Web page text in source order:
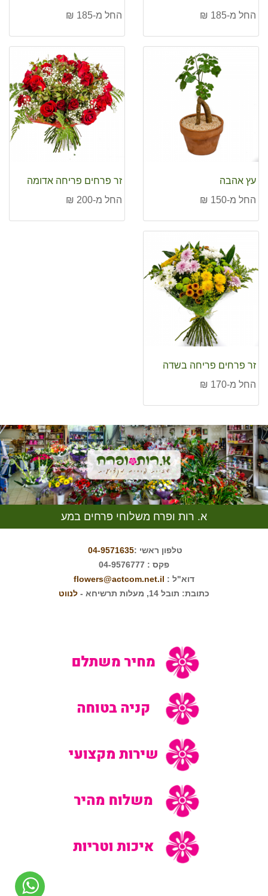
החל מ-185 ₪
החל מ-185 ₪
עץ אהבה
החל מ-150 ₪
זר פרחים פריחה אדומה
החל מ-200 ₪
זר פרחים פריחה בשדה
החל מ-170 ₪
א. רות ופרח משלוחי פרחים במע
טלפון ראשי :04-9571635
פקס : 04-9576777
דוא"ל : flowers@actcom.net.il
כתובת: תובל 14, מעלות תרשיחא -
לנווט